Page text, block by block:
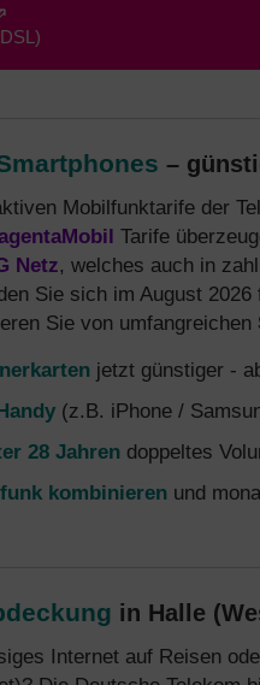
–
Mobilfunktarife der
Tarife
Netz, welches auch in
Sie sich im August
Sie von umfangreichen
jetzt günstiger -
(z.B. iPhone /
28 Jahren doppeltes
kombinieren und
in Halle
Internet auf Reisen